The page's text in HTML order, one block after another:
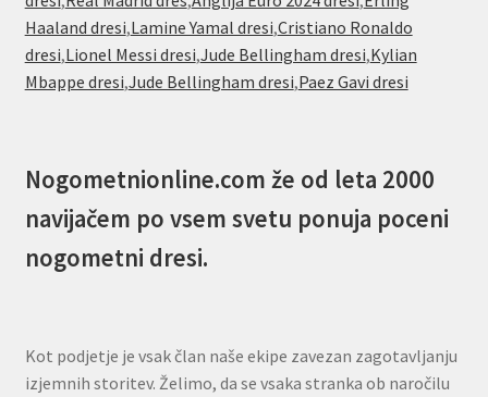
Haaland dresi,Lamine Yamal dresi,Cristiano Ronaldo
dresi,Lionel Messi dresi,Jude Bellingham dresi,Kylian
Mbappe dresi,Jude Bellingham dresi,Paez Gavi dresi
Nogometnionline.com že od leta 2000
navijačem po vsem svetu ponuja poceni
nogometni dresi.
Kot podjetje je vsak član naše ekipe zavezan zagotavljanju
izjemnih storitev. Želimo, da se vsaka stranka ob naročilu